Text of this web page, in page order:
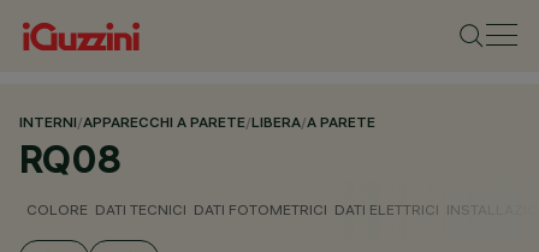
INTERNI/APPARECCHI A PARETE/LIBERA/A PARETE
RQ08
COLORE DATI TECNICI DATI FOTOMETRICI DATI ELETTRICI